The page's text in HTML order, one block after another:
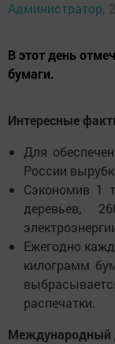
Администратор,
В этот день
бумаги.
Интересные
Для
России
Сэкономив 1
деревьев,
Ежегодно
килограмм
распечатки.
Международный